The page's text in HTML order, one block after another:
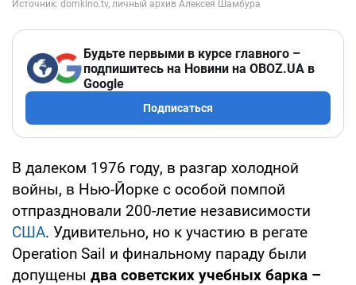
Будьте первыми в курсе главного –
подпишитесь на Новини на OBOZ.UA в
Google
Подписаться
В далеком 1976 году, в разгар холодной
войны, в Нью-Йорке с особой помпой
отпраздновали 200-летие независимости
США. Удивительно, но к участию в регате
Operation Sail и финальному параду были
допущены два советских учебных барка –